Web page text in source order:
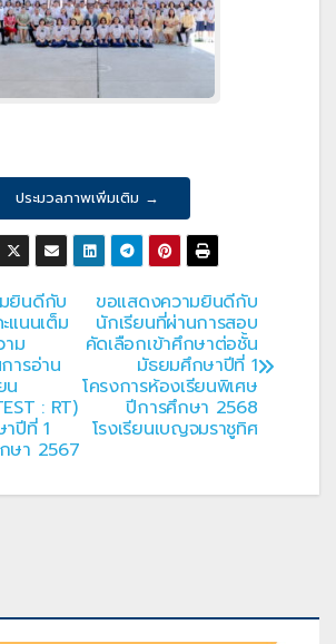
ประมวลภาพเพิ่มเติม →
ขอแสดงความยินดีกับ
นักเรียนที่ผ่านการสอบ
คัดเลือกเข้าศึกษาต่อชั้น
มัธยมศึกษาปีที่ 1
โครงการห้องเรียนพิเศษ
ปีการศึกษา 2568
โรงเรียนเบญจมราชูทิศ
ยินดีกับ
แนนเต็ม
าม
ารอ่าน
น
: RT)
ปีที่ 1
ษา 2567